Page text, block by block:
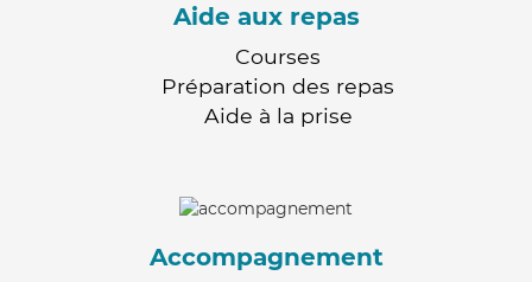
Aide aux repas
Courses
Préparation des repas
Aide à la prise
Accompagnement